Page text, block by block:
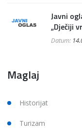
Javni
„Dječiji
Datum:
Maglaj
Historijat
Turizam